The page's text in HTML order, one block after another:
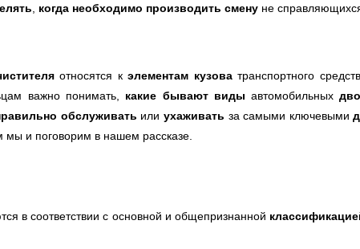
, когда необходимо производить смену не
относятся кэлементам кузоватранспортного
важно понимать, какие бывают виды автомобильных
обслуживать или ухаживать за самыми ключевыми
мы и поговорим в нашем рассказе.
в соответствии с основной и общепризнанной